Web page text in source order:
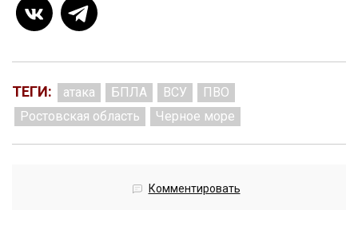
ТЕГИ: атака БПЛА ВСУ
ПВО
Ростовская область
Черное море
Комментировать